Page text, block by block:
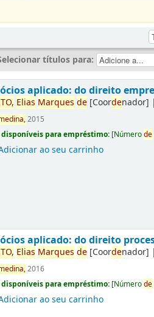
títulos para:
aplicado: do direito
Elias Marques de [Coordenador]
2015
para empréstimo: [Númerode
ao seu carrinho
aplicado: do direito
Elias Marques de [Coordenador]
2016
para empréstimo: [Númerode
ao seu carrinho